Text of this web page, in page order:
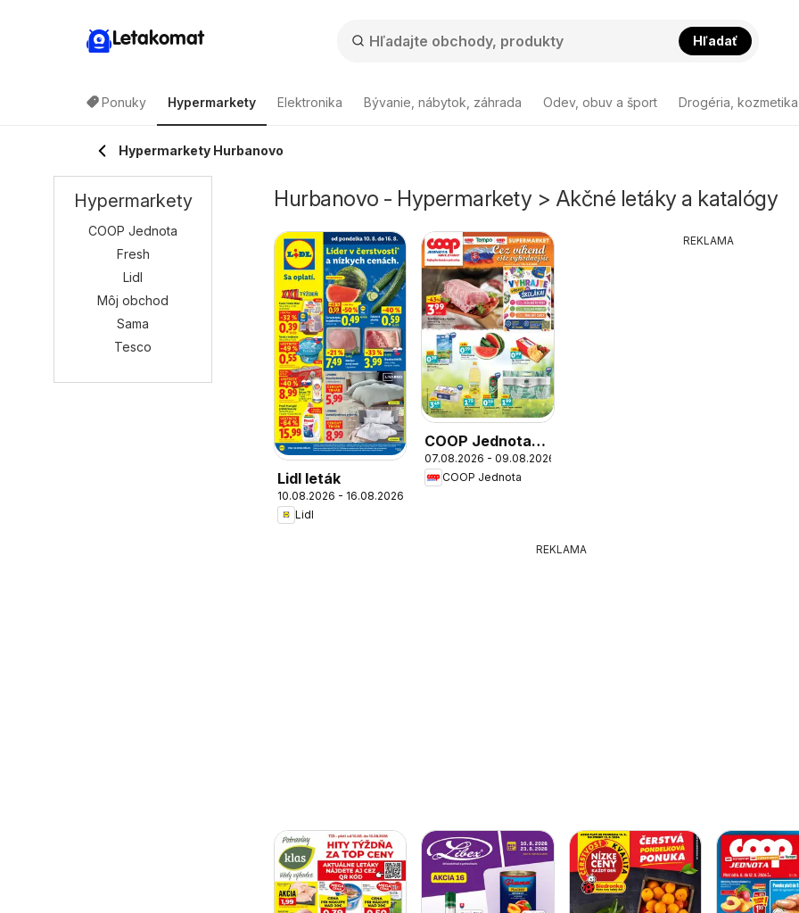
Letakomat Hľadať
Ponuky Hypermarkety Elektronika Bývanie, nábytok, záhrada Odev, obuv a šport Drogéria, kozmetika
Hypermarkety Hurbanovo
Hurbanovo - Hypermarkety > Akčné letáky a katalógy
Lidl leták
10.08.2026 - 16.08.2026
Lidl
COOP Jednota
cez víkend ešte
výhodnejšie
07.08.2026 - 09.08.2026
COOP Jednota
REKLAMA
REKLAMA
Hypermarkety
COOP Jednota
Fresh
Lidl
Môj obchod
Sama
Tesco